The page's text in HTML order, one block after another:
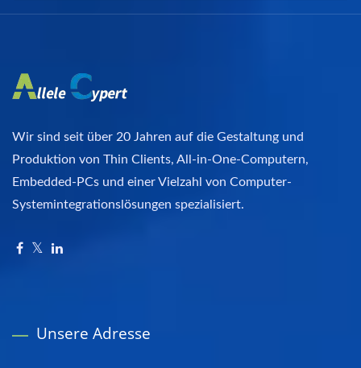
Wir sind seit über 20 Jahren auf die Gestaltung und
Produktion von Thin Clients, All-in-One-Computern,
Embedded-PCs und einer Vielzahl von Computer-
Systemintegrationslösungen spezialisiert.
Unsere Adresse